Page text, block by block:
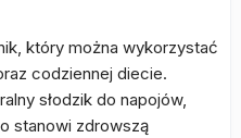
który można wykorzystać
codziennej diecie.
słodzik do napojów,
stanowi zdrowszą